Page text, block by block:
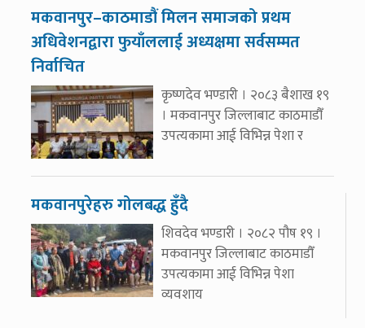
मकवानपुर–काठमाडौं मिलन समाजको प्रथम
अधिवेशनद्वारा फुयाँललाई अध्यक्षमा सर्वसम्मत
निर्वाचित
कृष्णदेव भण्डारी । २०८३ बैशाख १९
। मकवानपुर जिल्लाबाट काठमाडौँ
उपत्यकामा आई विभिन्न पेशा र
मकवानपुरेहरु गोलबद्ध हुँदै
शिवदेव भण्डारी । २०८२ पौष १९ ।
मकवानपुर जिल्लाबाट काठमाडौँ
उपत्यकामा आई विभिन्न पेशा
व्यवशाय